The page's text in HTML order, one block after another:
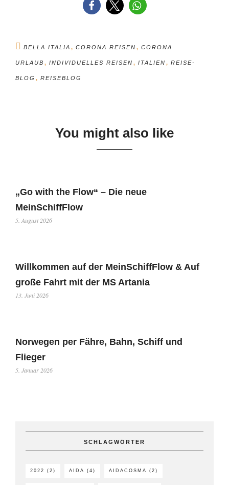
BELLA ITALIA , CORONA REISEN , CORONA
URLAUB , INDIVIDUELLES REISEN , ITALIEN , REISE-
BLOG , REISEBLOG
You might also like
„Go with the Flow“ – Die neue
MeinSchiffFlow
5. August 2026
Willkommen auf der MeinSchiffFlow & Auf
große Fahrt mit der MS Artania
13. Juni 2026
Norwegen per Fähre, Bahn, Schiff und
Flieger
5. Januar 2026
SCHLAGWÖRTER
2022 (2) AIDA (4) AIDACOSMA (2)